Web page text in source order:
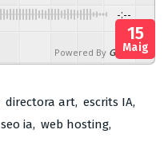
-:--
Powered By GSpeech
directora art, escrits IA,
seo ia, web hosting,
15
Maig